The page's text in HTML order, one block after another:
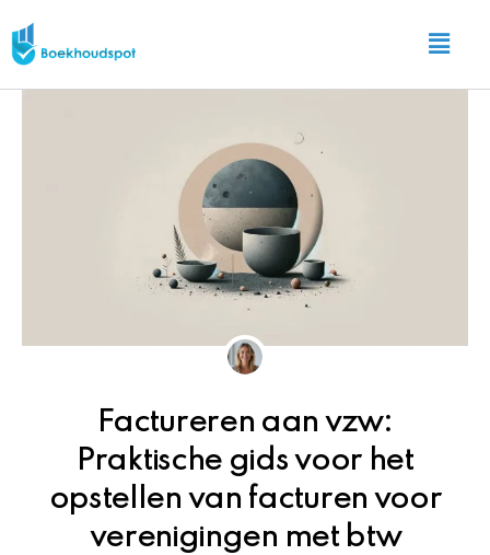
naar
de
Main
Menu
Factureren aan vzw:
Praktische gids voor het
opstellen van facturen voor
verenigingen met btw